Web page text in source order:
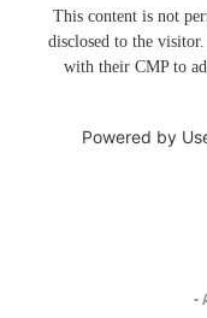
This content is not
disclosed to the
with their CMP to
Powered by
-